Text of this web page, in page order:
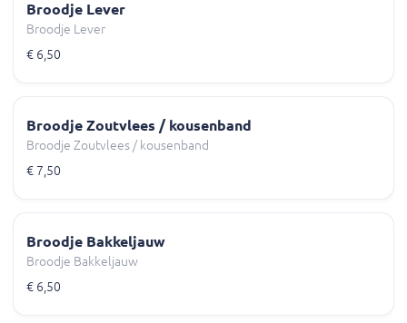
Broodje Lever
Broodje Lever
€ 6,50
Broodje Zoutvlees / kousenband
Broodje Zoutvlees / kousenband
€ 7,50
Broodje Bakkeljauw
Broodje Bakkeljauw
€ 6,50